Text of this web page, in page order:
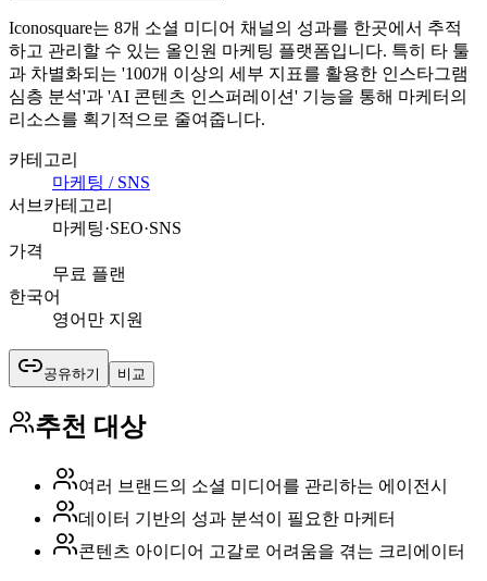
Iconosquare는 8개 소셜 미디어 채널의 성과를 한곳에서 추적
하고 관리할 수 있는 올인원 마케팅 플랫폼입니다. 특히 타 툴
과 차별화되는 '100개 이상의 세부 지표를 활용한 인스타그램
심층 분석'과 'AI 콘텐츠 인스퍼레이션' 기능을 통해 마케터의
리소스를 획기적으로 줄여줍니다.
카테고리
마케팅 / SNS
서브카테고리
마케팅·SEO·SNS
가격
무료 플랜
한국어
영어만 지원
공유하기 비교
추천 대상
여러 브랜드의 소셜 미디어를 관리하는 에이전시
데이터 기반의 성과 분석이 필요한 마케터
콘텐츠 아이디어 고갈로 어려움을 겪는 크리에이터